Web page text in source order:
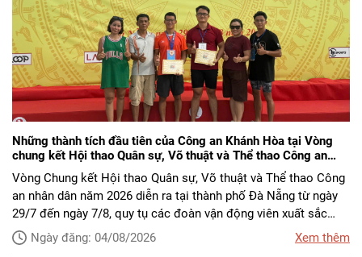
Những thành tích đầu tiên của Công an Khánh Hòa tại Vòng
chung kết Hội thao Quân sự, Võ thuật và Thể thao Công an
nhân dân năm 2026
Vòng Chung kết Hội thao Quân sự, Võ thuật và Thể thao Công
an nhân dân năm 2026 diễn ra tại thành phố Đà Nẵng từ ngày
29/7 đến ngày 7/8, quy tụ các đoàn vận động viên xuất sắc
đến từ Công an các đơn vị, địa phương trên cả nước.
Ngày đăng: 04/08/2026 Xem thêm